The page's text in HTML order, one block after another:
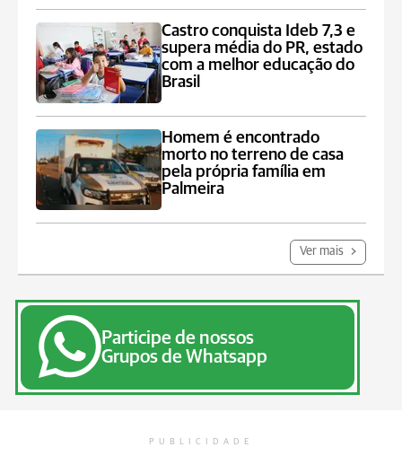
Castro conquista Ideb 7,3 e
supera média do PR, estado
com a melhor educação do
Brasil
Homem é encontrado
morto no terreno de casa
pela própria família em
Palmeira
Ver mais
Participe de nossos
Grupos de Whatsapp
PUBLICIDADE